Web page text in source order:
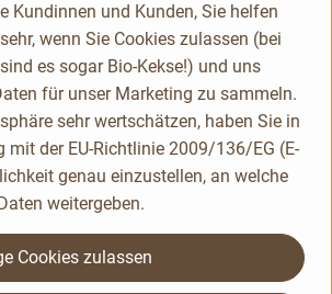
Care
Kundinnen und Kunden, Sie helfen
wenn Sie Cookies zulassen (bei
es sogar Bio-Kekse!) und uns
für unser Marketing zu sammeln.
sehr wertschätzen, haben Sie in
mit der EU-Richtlinie 2009/136/EG (E-
genau einzustellen, an welche
weitergeben.
Cookies zulassen